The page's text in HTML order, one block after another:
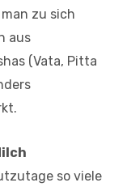
zu sich
aus
(Vata, Pitta
so viele